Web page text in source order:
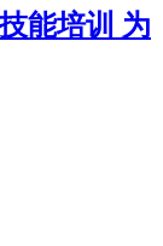
能培训 为